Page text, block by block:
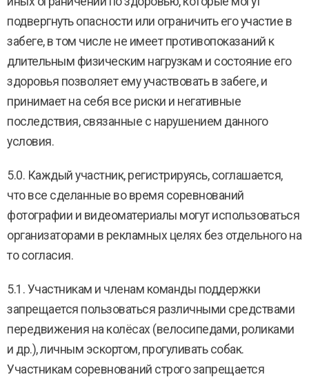
подвергнуть опасности или ограничить его участие в
забеге, в том числе не имеет противопоказаний к
длительным физическим нагрузкам и состояние его
здоровья позволяет ему участвовать в забеге, и
принимает на себя все риски и негативные
последствия, связанные с нарушением данного
условия.
5.0. Каждый участник, регистрируясь, соглашается,
что все сделанные во время соревнований
фотографии и видеоматериалы могут использоваться
организаторами в рекламных целях без отдельного на
то согласия.
5.1. Участникам и членам команды поддержки
запрещается пользоваться различными средствами
передвижения на колёсах (велосипедами, роликами
и др.), личным эскортом, прогуливать собак.
Участникам соревнований строго запрещается